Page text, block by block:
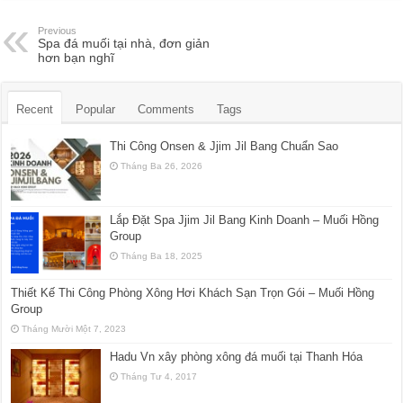
Previous
Spa đá muối tại nhà, đơn giản
hơn bạn nghĩ
Recent Popular Comments Tags
Thi Công Onsen & Jjim Jil Bang Chuẩn Sao
Tháng Ba 26, 2026
Lắp Đặt Spa Jjim Jil Bang Kinh Doanh – Muối Hồng
Group
Tháng Ba 18, 2025
Thiết Kế Thi Công Phòng Xông Hơi Khách Sạn Trọn Gói – Muối Hồng
Group
Tháng Mười Một 7, 2023
Hadu Vn xây phòng xông đá muối tại Thanh Hóa
Tháng Tư 4, 2017